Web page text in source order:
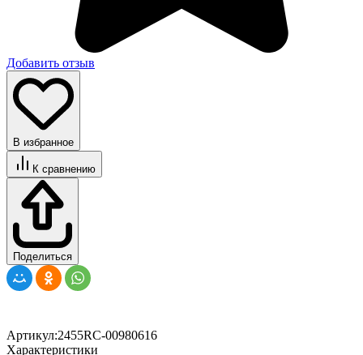
Добавить отзыв
В избранное
К сравнению
Поделиться
Артикул:2455RC-00980616
Характеристики